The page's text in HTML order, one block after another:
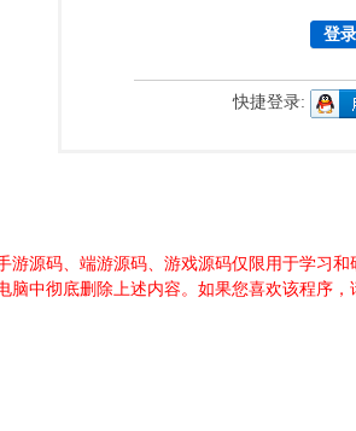
登录
快捷登录:
游源码、端游源码、游戏源码仅限用于学习
中彻底删除上述内容。如果您喜欢该程序